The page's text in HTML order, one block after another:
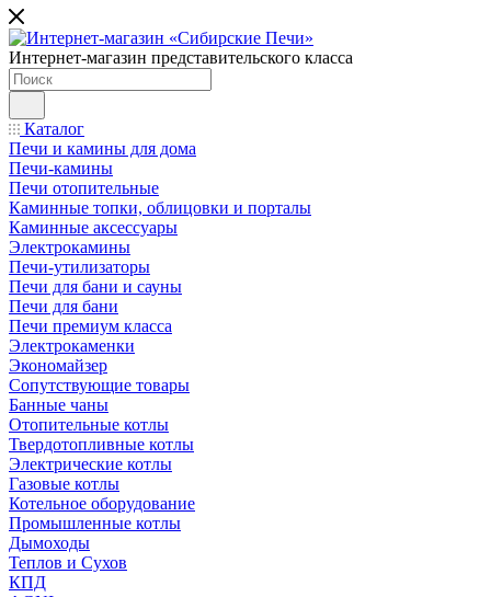
Интернет-магазин представительского класса
Каталог
Печи и камины для дома
Печи-камины
Печи отопительные
Каминные топки, облицовки и порталы
Каминные аксессуары
Электрокамины
Печи-утилизаторы
Печи для бани и сауны
Печи для бани
Печи премиум класса
Электрокаменки
Экономайзер
Сопутствующие товары
Банные чаны
Отопительные котлы
Твердотопливные котлы
Электрические котлы
Газовые котлы
Котельное оборудование
Промышленные котлы
Дымоходы
Теплов и Сухов
КПД